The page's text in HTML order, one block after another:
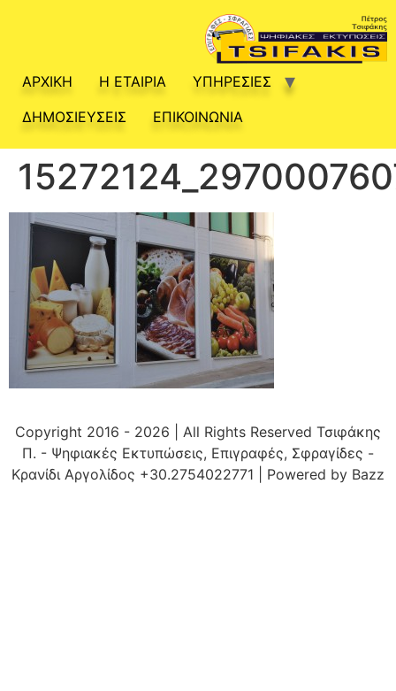
ΑΡΧΙΚΗ Η ΕΤΑΙΡΙΑ
ΥΠΗΡΕΣΙΕΣ
ΔΗΜΟΣΙΕΥΣΕΙΣ
ΕΠΙΚΟΙΝΩΝΙΑ
Copyright 2016 - 2026 | All Rights Reserved Τσιφάκης
Π. - Ψηφιακές Εκτυπώσεις, Επιγραφές, Σφραγίδες -
Κρανίδι Αργολίδος +30.2754022771 | Powered by Bazz